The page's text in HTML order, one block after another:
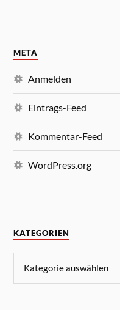
META
Anmelden
Eintrags-Feed
Kommentar-Feed
WordPress.org
KATEGORIEN